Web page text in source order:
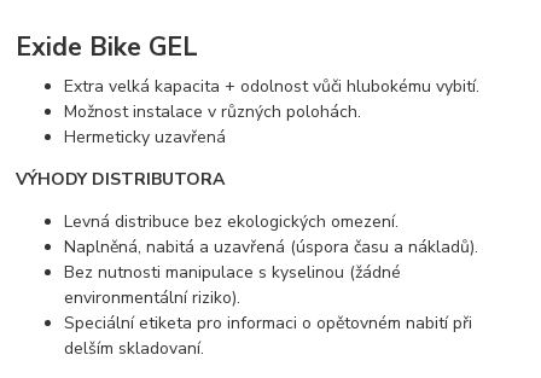
Exide Bike GEL
Extra velká kapacita + odolnost vůči hlubokému vybití.
Možnost instalace v různých polohách.
Hermeticky uzavřená
VÝHODY DISTRIBUTORA
Levná distribuce bez ekologických omezení.
Naplněná, nabitá a uzavřená (úspora času a nákladů).
Bez nutnosti manipulace s kyselinou (žádné
environmentální riziko).
Speciální etiketa pro informaci o opětovném nabití při
delším skladovaní.